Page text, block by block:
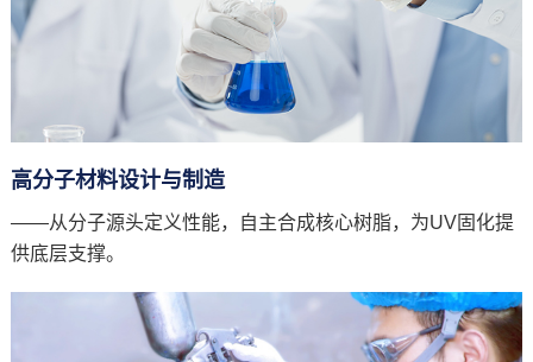
高分子材料设计与制造
——从分子源头定义性能，自主合成核心树脂，为UV固化提
供底层支撑。